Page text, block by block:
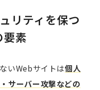
リティを保つ
素
いWebサイトは個人
サーバー攻撃などの